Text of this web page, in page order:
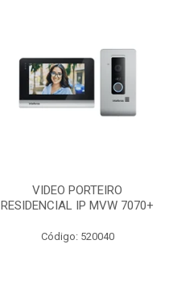
VIDEO PORTEIRO
RESIDENCIAL IP MVW 7070+
Código: 520040